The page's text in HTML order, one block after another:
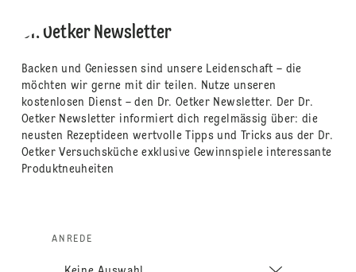
Dr. Oetker Newsletter
Backen und Geniessen sind unsere Leidenschaft – die
möchten wir gerne mit dir teilen. Nutze unseren
kostenlosen Dienst – den Dr. Oetker Newsletter. Der Dr.
Oetker Newsletter informiert dich regelmässig über: die
neusten Rezeptideen wertvolle Tipps und Tricks aus der Dr.
Oetker Versuchsküche exklusive Gewinnspiele interessante
Produktneuheiten
ANREDE